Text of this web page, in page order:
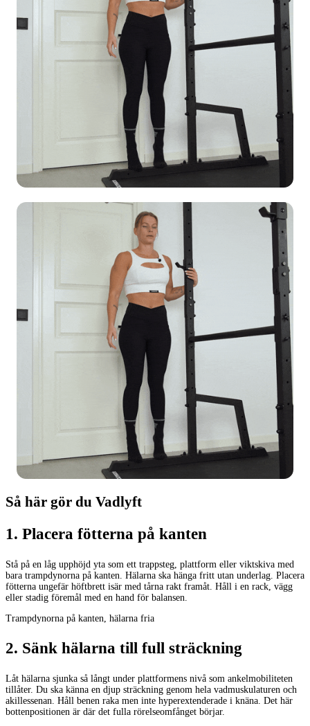
Så här gör du Vadlyft
1. Placera fötterna på kanten
Stå på en låg upphöjd yta som ett trappsteg, plattform eller viktskiva med
bara trampdynorna på kanten. Hälarna ska hänga fritt utan underlag. Placera
fötterna ungefär höftbrett isär med tårna rakt framåt. Håll i en rack, vägg
eller stadig föremål med en hand för balansen.
Trampdynorna på kanten, hälarna fria
2. Sänk hälarna till full sträckning
Låt hälarna sjunka så långt under plattformens nivå som ankelmobiliteten
tillåter. Du ska känna en djup sträckning genom hela vadmuskulaturen och
akillessenan. Håll benen raka men inte hyperextenderade i knäna. Det här
bottenpositionen är där det fulla rörelseomfånget börjar.